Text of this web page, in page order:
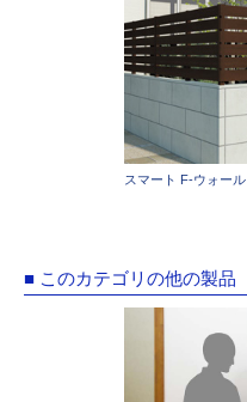
スマート F-ウォール
■ このカテゴリの他の製品